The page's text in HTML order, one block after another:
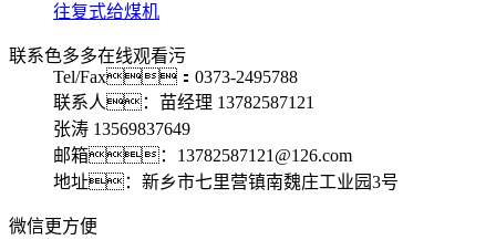
往复式给煤机
联系色多多在线观看污
Tel/Fax：0373-2495788
联系人：苗经理 13782587121
张涛 13569837649
邮箱：13782587121@126.com
地址：新乡市七里营镇南魏庄工业园3号
微信更方便